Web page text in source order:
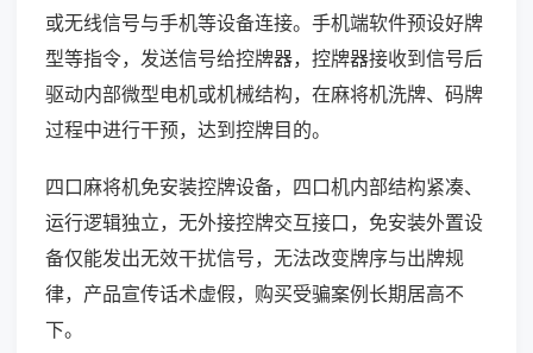
或无线信号与手机等设备连接。手机端软件预设好牌
型等指令，发送信号给控牌器，控牌器接收到信号后
驱动内部微型电机或机械结构，在麻将机洗牌、码牌
过程中进行干预，达到控牌目的。
四口麻将机免安装控牌设备，四口机内部结构紧凑、
运行逻辑独立，无外接控牌交互接口，免安装外置设
备仅能发出无效干扰信号，无法改变牌序与出牌规
律，产品宣传话术虚假，购买受骗案例长期居高不
下。